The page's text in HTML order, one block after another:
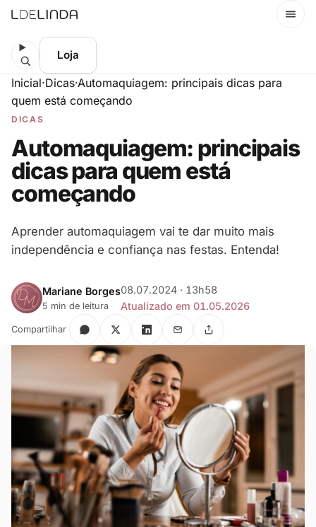
Menu
Loja
Inicial·Dicas·Automaquiagem: principais dicas para
quem está começando
DICAS
Automaquiagem: principais
dicas para quem está
começando
Aprender automaquiagem vai te dar muito mais
independência e confiança nas festas. Entenda!
Mariane Borges
5 min de leitura
08.07.2024 · 13h58
Atualizado em 01.05.2026
Compartilhar